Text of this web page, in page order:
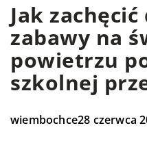
Jak
zabawy na
powietrzu
szkolnej
wiembochce28 czerwca